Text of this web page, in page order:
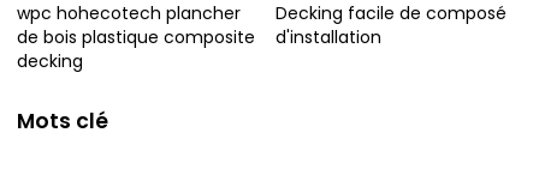
wpc hohecotech plancher
de bois plastique composite
decking
Decking facile de composé
d'installation
Mots clé